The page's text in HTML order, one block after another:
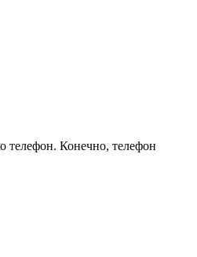
телефон. Конечно, телефон